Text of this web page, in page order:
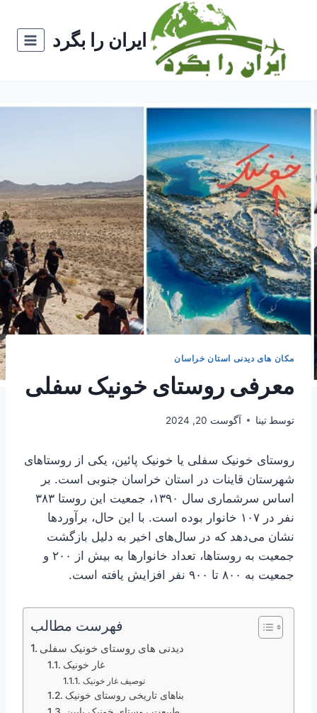
ایران را بگرد
مکان های دیدنی استان خراسان
معرفی روستای خونیک سفلی
توسط تینا آگوست 20, 2024
روستای خونیک سفلی یا خونیک پائین، یکی از روستاهای
شهرستان قاینات در استان خراسان جنوبی است. بر
اساس سرشماری سال ۱۳۹۰، جمعیت این روستا ۳۸۳
نفر در ۱۰۷ خانوار بوده است. با این حال، برآوردها
نشان می‌دهد که در سال‌های اخیر به دلیل بازگشت
جمعیت به روستاها، تعداد خانوارها به بیش از ۲۰۰ و
جمعیت به ۸۰۰ تا ۹۰۰ نفر افزایش یافته است.
فهرست مطالب
دیدنی های روستای خونیک سفلی
غار خونیک
توصیف غار خونیک
بناهای تاریخی روستای خونیک